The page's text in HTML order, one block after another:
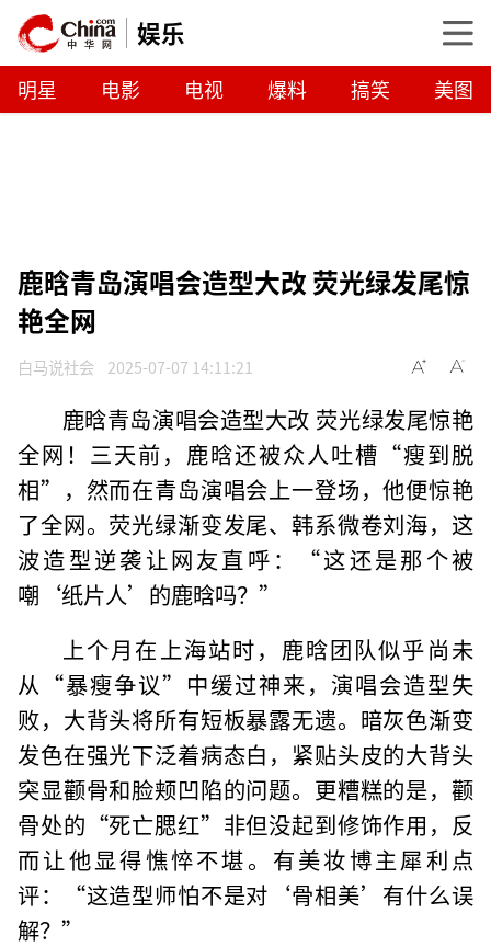
娱乐
明星 电影 电视 爆料 搞笑 美图
鹿晗青岛演唱会造型大改 荧光绿发尾惊
艳全网
白马说社会 2025-07-07 14:11:21
鹿晗青岛演唱会造型大改 荧光绿发尾惊艳
全网！三天前，鹿晗还被众人吐槽“瘦到脱
相”，然而在青岛演唱会上一登场，他便惊艳
了全网。荧光绿渐变发尾、韩系微卷刘海，这
波造型逆袭让网友直呼：“这还是那个被
嘲‘纸片人’的鹿晗吗？”
上个月在上海站时，鹿晗团队似乎尚未
从“暴瘦争议”中缓过神来，演唱会造型失
败，大背头将所有短板暴露无遗。暗灰色渐变
发色在强光下泛着病态白，紧贴头皮的大背头
突显颧骨和脸颊凹陷的问题。更糟糕的是，颧
骨处的“死亡腮红”非但没起到修饰作用，反
而让他显得憔悴不堪。有美妆博主犀利点
评：“这造型师怕不是对‘骨相美’有什么误
解？”